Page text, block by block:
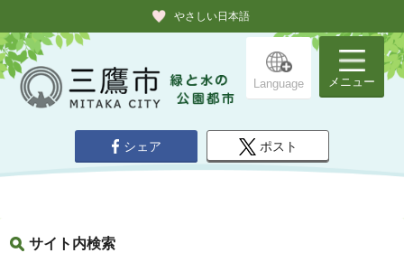
やさしい日本語
Language メニュー
シェア ポスト
サイト内検索